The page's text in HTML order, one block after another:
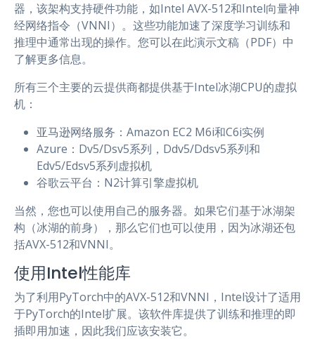
器，该架构支持硬件功能，如Intel AVX-512和Intel向量神
经网络指令（VNNI）。这些功能加速了深度学习训练和
推理中通常出现的操作。您可以在此演示文稿（PDF）中
了解更多信息。
所有三个主要的云提供商都提供基于Intel冰湖CPU的虚拟
机：
亚马逊网络服务：Amazon EC2 M6i和C6i实例
Azure：Dv5/Dsv5系列，Ddv5/Ddsv5系列和
Edv5/Edsv5系列虚拟机
谷歌云平台：N2计算引擎虚拟机
当然，您也可以使用自己的服务器。如果它们基于冰湖架
构（冰湖的前身），那么它们也可以使用，因为冰湖还包
括AVX-512和VNNI。
使用Intel性能库
为了利用PyTorch中的AVX-512和VNNI，Intel设计了适用
于PyTorch的Intel扩展。该软件库提供了训练和推理的即
插即用加速，因此我们应该安装它。